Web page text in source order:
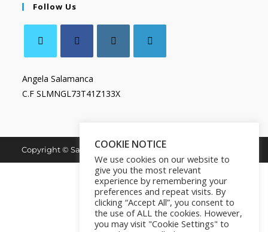
Follow Us
Angela Salamanca
C.F SLMNGL73T41Z133X
Copyright © Salamanca Book & Store. All Rights Reserved.
COOKIE NOTICE
We use cookies on our website to
give you the most relevant
experience by remembering your
preferences and repeat visits. By
clicking “Accept All”, you consent to
the use of ALL the cookies. However,
you may visit "Cookie Settings" to